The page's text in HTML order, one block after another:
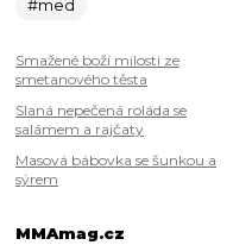
#med
Smažené boží milosti ze
smetanového těsta
Slaná nepečená roláda se
salámem a rajčaty
Masová bábovka se šunkou a
sýrem
MMAmag.cz